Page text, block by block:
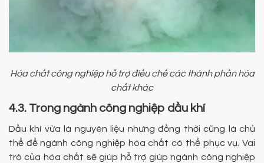
Hóa chất công nghiệp hỗ trợ điều chế các thành phần hóa
chất khác
4.3. Trong ngành công nghiệp dầu khí
Dầu khí vừa là nguyên liệu nhưng đồng thời cũng là chủ
thể để ngành công nghiệp hóa chất có thể phục vụ. Vai
trò của hóa chất sẽ giúp hỗ trợ giúp ngành công nghiệp